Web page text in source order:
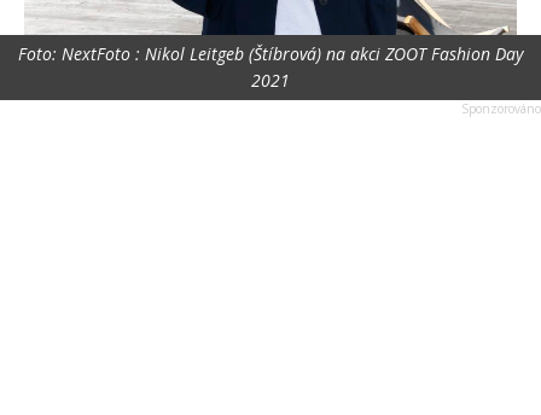
Foto: NextFoto : Nikol Leitgeb (Štíbrová) na akci ZOOT Fashion Day
2021